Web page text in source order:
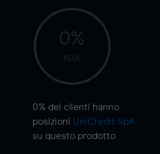
0%
N/A
0% dei clienti hanno
posizioni UniCredit SpA
su questo prodotto